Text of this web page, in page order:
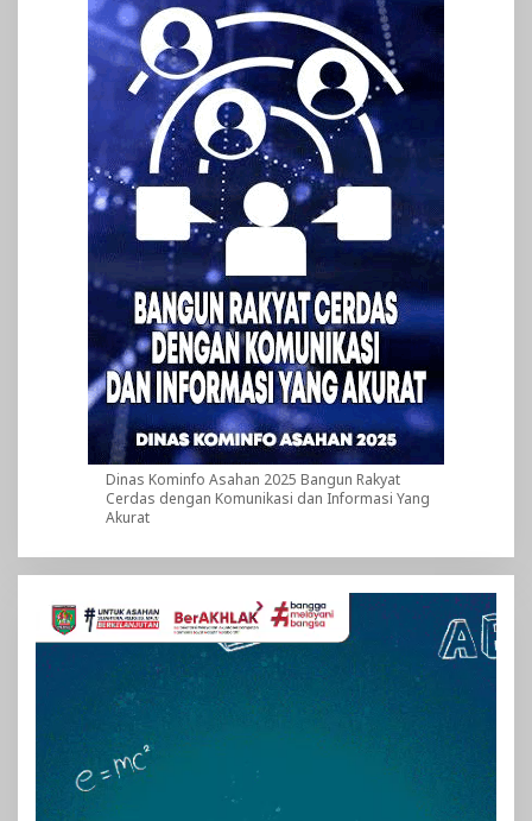
Dinas Kominfo Asahan 2025 Bangun Rakyat
Cerdas dengan Komunikasi dan Informasi Yang
Akurat
Pemutar
Video